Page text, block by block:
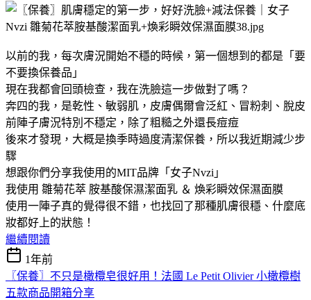
以前的我，每次膚況開始不穩的時候，第一個想到的都是「要
不要換保養品」
現在我都會回頭檢查，我在洗臉這一步做對了嗎？
奔四的我，是乾性、敏弱肌，皮膚偶爾會泛紅、冒粉刺、脫皮
前陣子膚況特別不穩定，除了粗糙之外還長痘痘
後來才發現，大概是換季時過度清潔保養，所以我近期減少步
驟
想跟你們分享我使用的MIT品牌「女子Nvzi」
我使用 雛菊花萃 胺基酸保濕潔面乳 ＆ 煥彩瞬效保濕面膜
使用一陣子真的覺得很不錯，也找回了那種肌膚很穩、什麼底
妝都好上的狀態！
繼續閱讀
1年前
〖保養〗不只是橄欖皂很好用！法國 Le Petit Olivier 小橄欖樹
五款商品開箱分享